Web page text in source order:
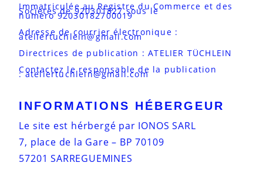
Immatriculée au Registre du Commerce et des
Societés de 920301827 sous le
numéro92030182700019
Adresse de courrier électronique :
ateliertuchlein@gmail.com
Directrices de publication : ATELIER TÜCHLEIN
Contactez le responsable de la publication
:ateliertuchlein@gmail.com
INFORMATIONS HÉBERGEUR
Le site est hérbergé par IONOS SARL
7, place de la Gare – BP 70109
57201 SARREGUEMINES